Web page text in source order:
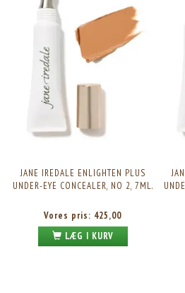
JANE IREDALE ENLIGHTEN PLUS
UNDER-EYE CONCEALER, NO 2, 7ML.
Vores pris: 425,00
LÆG I KURV